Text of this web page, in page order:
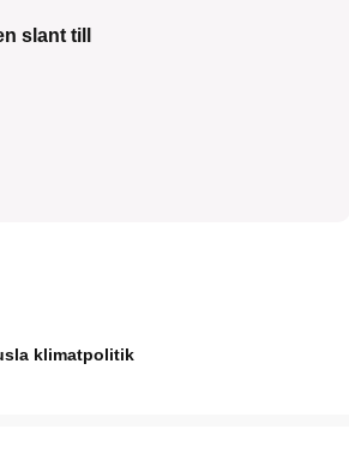
slant till
klimatpolitik